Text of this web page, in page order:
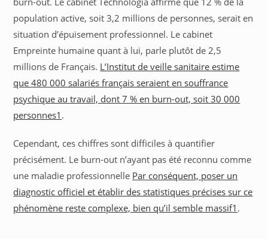
population active, soit 3,2 millions de personnes, serait en
situation d’épuisement professionnel. Le cabinet
Empreinte humaine quant à lui, parle plutôt de 2,5
millions de Français. L’Institut de veille sanitaire estime
que 480 000 salariés français seraient en souffrance
psychique au travail, dont 7 % en burn-out, soit 30 000
personnes1 .
Cependant, ces chiffres sont difficiles à quantifier
précisément. Le burn-out n’ayant pas été reconnu comme
une maladie professionnelle Par conséquent, poser un
diagnostic officiel et établir des statistiques précises sur ce
phénomène reste complexe, bien qu’il semble massif1 .